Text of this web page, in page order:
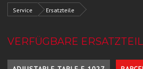
Service Ersatzteile
VERFÜGBARE